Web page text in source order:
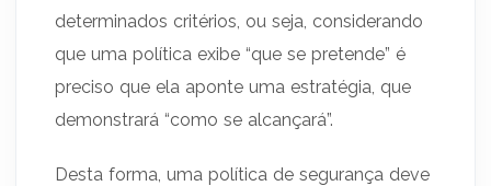
determinados critérios, ou seja, considerando
que uma política exibe “que se pretende” é
preciso que ela aponte uma estratégia, que
demonstrará “como se alcançará”.
Desta forma, uma política de segurança deve